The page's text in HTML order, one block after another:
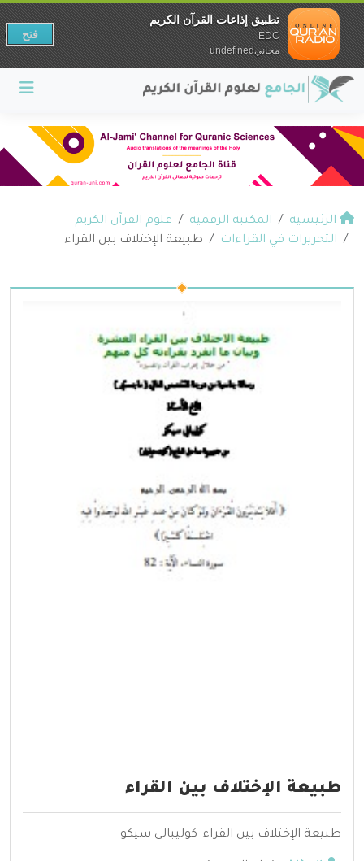
الرئيسية المكتبة الرقمية
علوم القرآن الكريم
التحريرات في القراءات
طبيعة الإختلاف بين القراء
طبيعة الإختلاف بين القراء
طبيعة الإختلاف بين القراء_كوليبالي سيكو
تطبيق إذاعات القرآن الكريم
EDC
مجانيundefined
فتح